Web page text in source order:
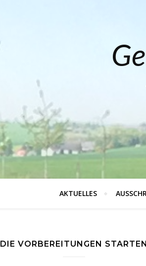
AKTUELLES
DIE VORBEREITUNGEN STARTEN